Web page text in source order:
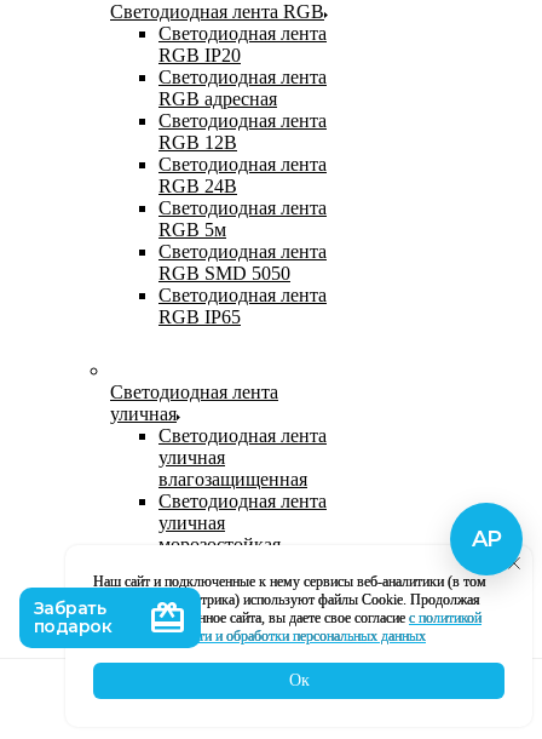
Светодиодная лента RGB
Светодиодная лента
RGB IP20
Светодиодная лента
RGB адресная
Светодиодная лента
RGB 12В
Светодиодная лента
RGB 24В
Светодиодная лента
RGB 5м
Светодиодная лента
RGB SMD 5050
Светодиодная лента
RGB IP65
Светодиодная лента
уличная
Светодиодная лента
уличная
влагозащищенная
Светодиодная лента
уличная
морозостойкая
светодиодная лента
220В
Светодиодная лента
уличная в силиконе
Наш сайт и подключенные к нему сервисы веб-аналитики (в том
числе, Яндекс Метрика) используют файлы Cookie. Продолжая
использование данное сайта, вы даете свое согласие с политикой
кофиденциальности и обработки персональных данных
Ок